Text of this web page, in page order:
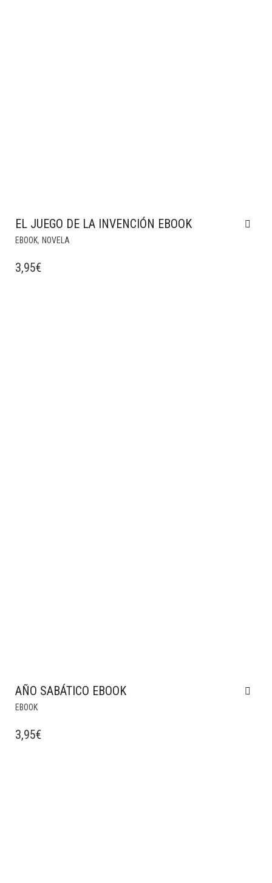
EL JUEGO DE LA INVENCIÓN EBOOK
EBOOK, NOVELA
3,95€
AÑO SABÁTICO EBOOK
EBOOK
3,95€